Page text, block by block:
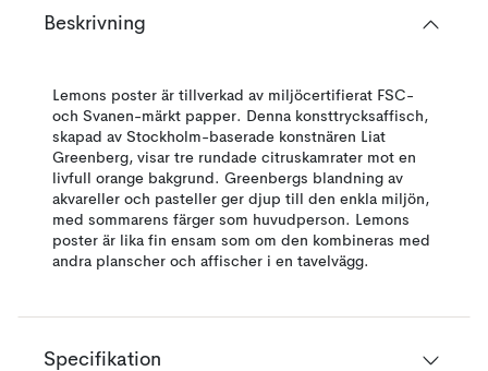
Beskrivning
Lemons poster är tillverkad av miljöcertifierat FSC-
och Svanen-märkt papper. Denna konsttrycksaffisch,
skapad av Stockholm-baserade konstnären Liat
Greenberg, visar tre rundade citruskamrater mot en
livfull orange bakgrund. Greenbergs blandning av
akvareller och pasteller ger djup till den enkla miljön,
med sommarens färger som huvudperson. Lemons
poster är lika fin ensam som om den kombineras med
andra planscher och affischer i en tavelvägg.
Specifikation